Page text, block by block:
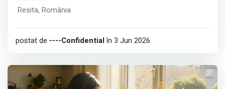
Resita, România
postat de ----Confidentialîn 3 Jun 2026